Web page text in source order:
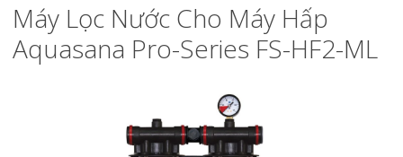
Máy Lọc Nước Cho Máy Hấp
Aquasana Pro-Series FS-HF2-ML